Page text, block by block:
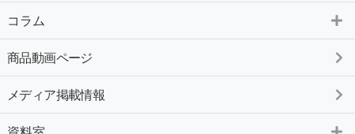
コラム
商品動画ページ
メディア掲載情報